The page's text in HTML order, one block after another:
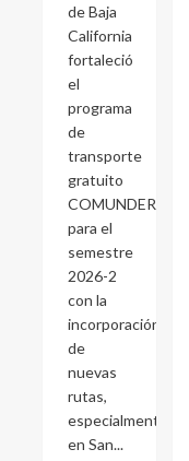
de Baja
California
fortaleció
el
programa
de
transporte
gratuito
COMUNDER
para el
semestre
2026-2
con la
incorporación
de
nuevas
rutas,
especialmente
en San...